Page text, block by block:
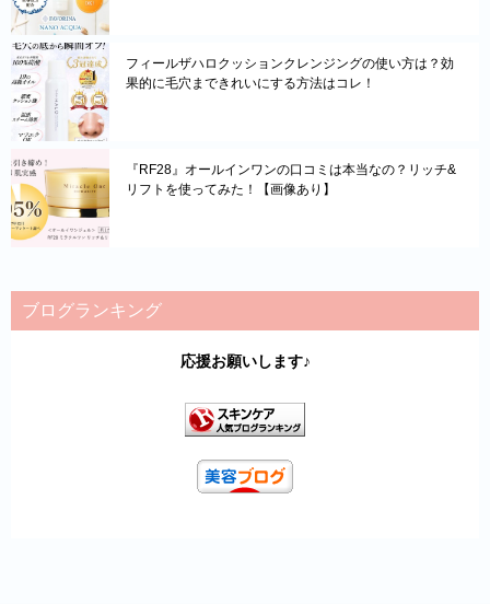
フィールザハロクッションクレンジングの使い方は？効
果的に毛穴まできれいにする方法はコレ！
『RF28』オールインワンの口コミは本当なの？リッチ&
リフトを使ってみた！【画像あり】
ブログランキング
応援お願いします♪